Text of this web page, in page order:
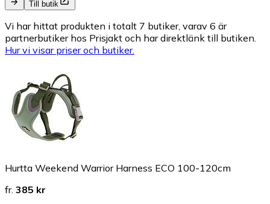
Till butik
Vi har hittat produkten i totalt 7 butiker, varav 6 är
partnerbutiker hos Prisjakt och har direktlänk till butiken.
Hur vi visar priser och butiker.
Hurtta Weekend Warrior Harness ECO 100-120cm
fr. 385 kr